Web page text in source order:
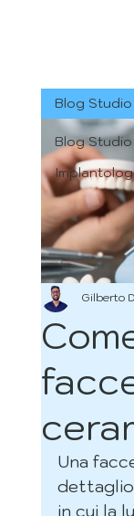
Blog
Blog Studio
Gilberto
Una
in cui la